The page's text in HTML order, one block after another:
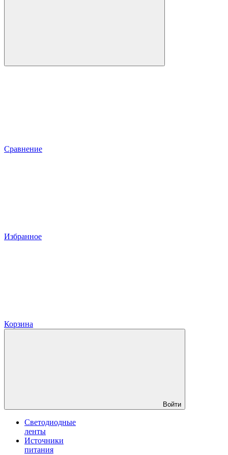
Сравнение
Избранное
Корзина
Войти
Светодиодные
ленты
Источники
питания